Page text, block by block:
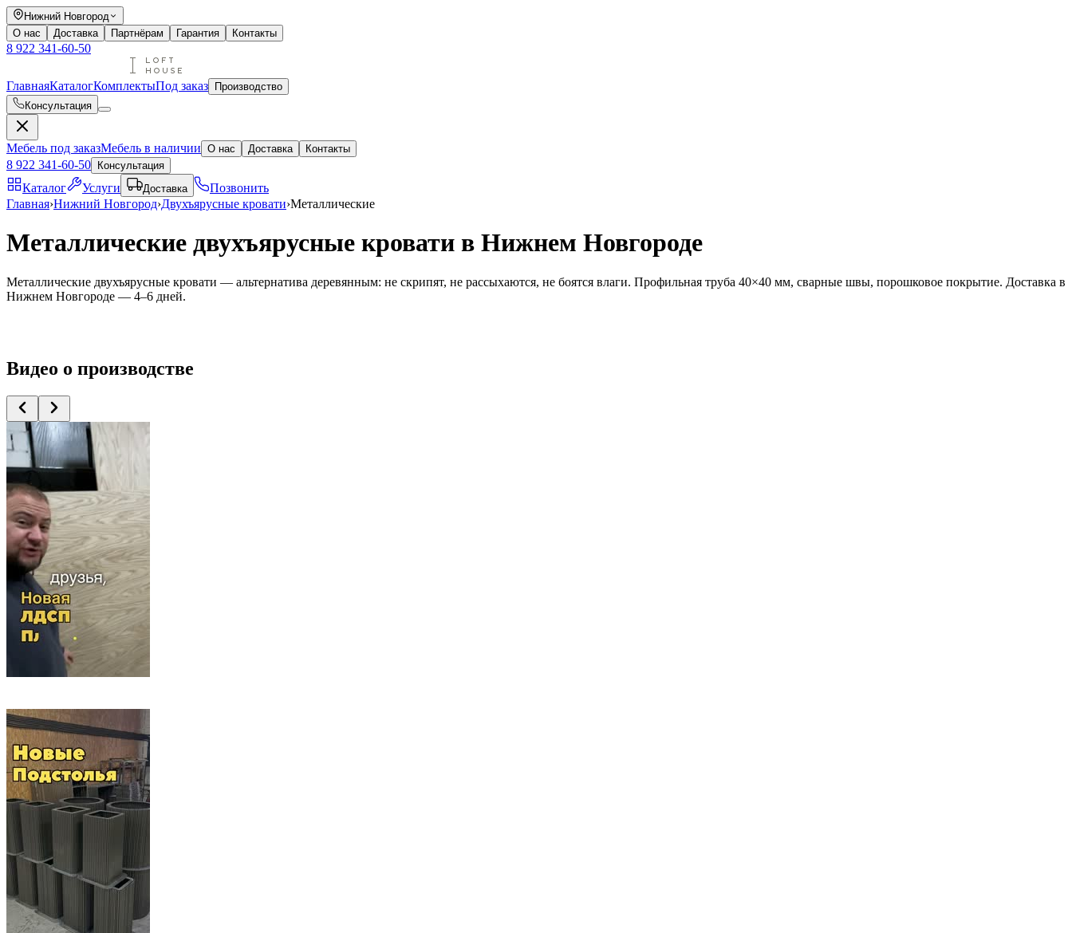
Нижний Новгород
О нас
Доставка Партнёрам Гарантия Контакты
8 922 341-60-50
ГлавнаяКаталогКомплектыПод заказ
Производство
Консультация
Мебель под заказМебель в наличии О нас Доставка Контакты
8 922 341-60-50 Консультация
Каталог Услуги Доставка
Позвонить
Главная›Нижний Новгород›Двухъярусные кровати›Металлические
Металлические двухъярусные кровати в Нижнем Новгороде
Металлические двухъярусные кровати — альтернатива деревянным: не скрипят, не рассыхаются, не боятся влаги. Профильная труба 40×40 мм, сварные швы, порошковое покрытие. Доставка в
Нижнем Новгороде — 4–6 дней.
Видео о производстве